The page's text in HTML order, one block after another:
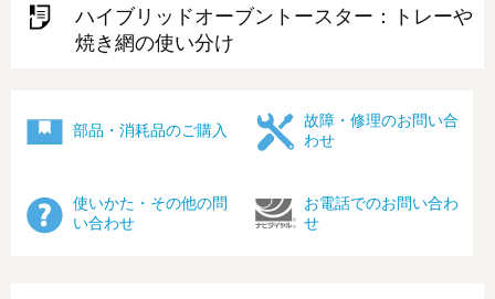
ハイブリッドオーブントースター：トレーや
焼き網の使い分け
部品・消耗品のご購入
故障・修理のお問い合
わせ
使いかた・その他の問
い合わせ
お電話でのお問い合わ
せ